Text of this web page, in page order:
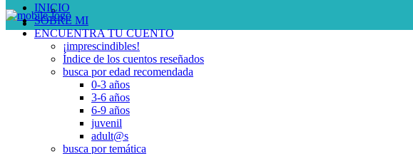
INICIO
SOBRE MI
ENCUENTRA TU CUENTO
¡imprescindibles!
Índice de los cuentos reseñados
busca por edad recomendada
0-3 años
3-6 años
6-9 años
juvenil
adult@s
busca por temática